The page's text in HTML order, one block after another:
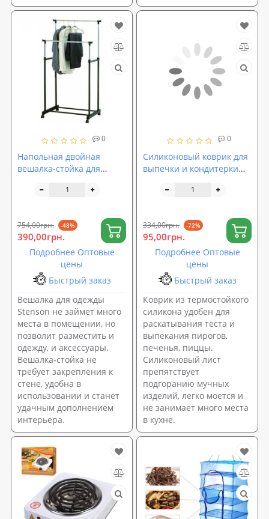
0
Напольная двойная
вешалка-стойка для
Stenson (R29746)
754,00грн. -48%
390,00грн.
Подробнее Оптовые
цены
Быстрый заказ
Вешалка для одежды
Stenson не займет много
места в помещении, но
позволит разместить и
одежду, и аксессуары.
Вешалка-стойка не
требует закрепления к
стене, удобна в
использовании и станет
удачным дополнением
интерьера.
0
Силиконовый коврик для
выпечки и кондитерки
запекания и раскатки
334,00грн. -72%
95,00грн.
Подробнее Оптовые
цены
Быстрый заказ
Коврик из термостойкого
силикона удобен для
раскатывания теста и
выпекания пирогов,
печенья, пиццы.
Силиконовый лист
препятствует
подгоранию мучных
изделий, легко моется и
не занимает много места
в кухне.